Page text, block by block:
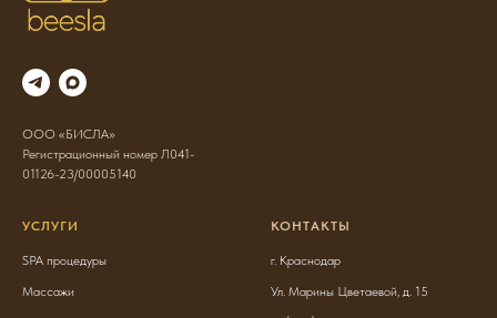
ООО «БИСЛА»
Регистрационный номер Л041-
01126-23/00005140
УСЛУГИ
SPA процедуры
Массажи
КОНТАКТЫ
г. Краснодар
Ул. Марины Цветаевой, д. 15